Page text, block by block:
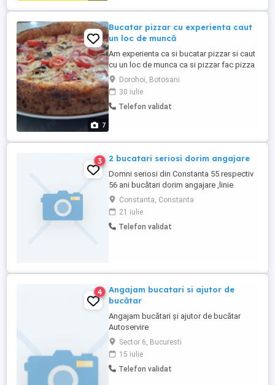
7
Bucatar pizzar cu experienta caut
un loc de muncă
Am experienta ca si bucatar pizzar si caut
cu un loc de munca ca si pizzar fac pizza
pe vatra de la faina la farfurie și ca și
bucatar ciorbe,sarmale,grătare,Paste
,desertiri,pâine orice nu beau si nu fumez
Dorohoi, Botosani
30 iulie
Telefon validat
3 2 bucatari seriosi dorim angajare
Domni seriosi din Constanta 55 respectiv
56 ani bucătari dorim angajare ,linie
autoservire,restaurant specific
peste,fructe de mare etc,catering sau
conducători auto permis categoria b
cerem și oferim seriozitate...Multumim
Constanta, Constanta
21 iulie
Telefon validat
4
Angajam bucatari si ajutor de
bucătar
Angajam bucătari și ajutor de bucătar
Autoservire
Sector 6, Bucuresti
15 iulie
Telefon validat